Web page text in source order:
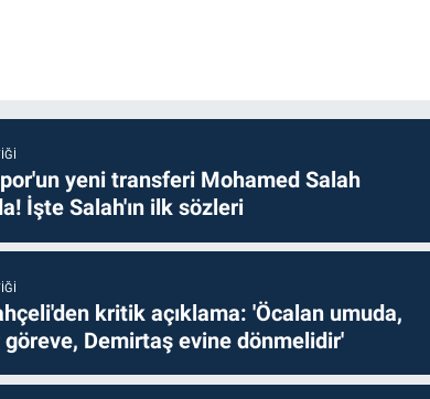
yeni transferi Mohamed Salah
İşte Salah'ın ilk sözleri
kritik açıklama: 'Öcalan umuda,
Demirtaş evine dönmelidir'